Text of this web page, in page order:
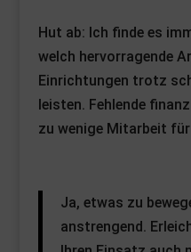
Hut ab: Ich finde es
welch hervorragende
Einrichtungen trotz
leisten. Fehlende
zu wenige Mitarbeit
Ja, etwas zu
anstrengend.